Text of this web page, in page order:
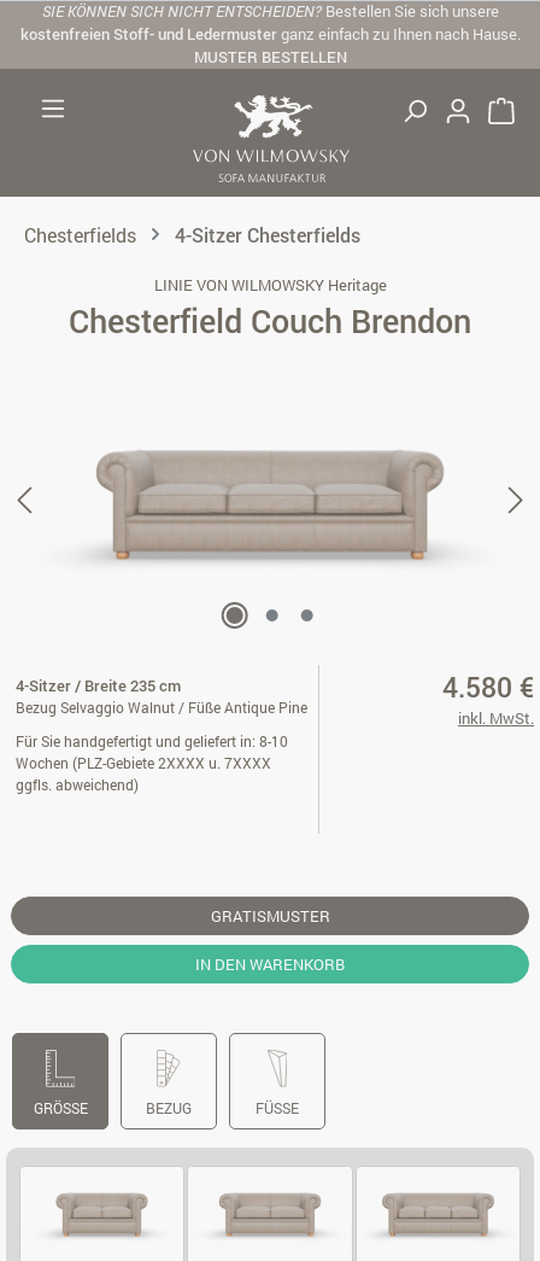
Zum Hauptinhalt springen
SIE KÖNNEN SICH NICHT ENTSCHEIDEN? Bestellen Sie sich unsere
kostenfreien Stoff- und Ledermusterganz einfach zu Ihnen nach Hause.
MUSTER BESTELLEN
Chesterfields 4-Sitzer Chesterfields
LINIE VON WILMOWSKY Heritage
Chesterfield Couch Brendon
4-Sitzer / Breite 235 cm
Bezug Selvaggio Walnut / Füße Antique Pine
Für Sie handgefertigt und geliefert in: 8-10
Wochen (PLZ-Gebiete 2XXXX u. 7XXXX
ggfls. abweichend)
4.580 €
inkl. MwSt.
GRATISMUSTER
IN DEN WARENKORB
GRÖSSE BEZUG FÜSSE